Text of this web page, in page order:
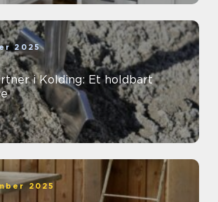
2025
i Kolding: Et holdbart
2025